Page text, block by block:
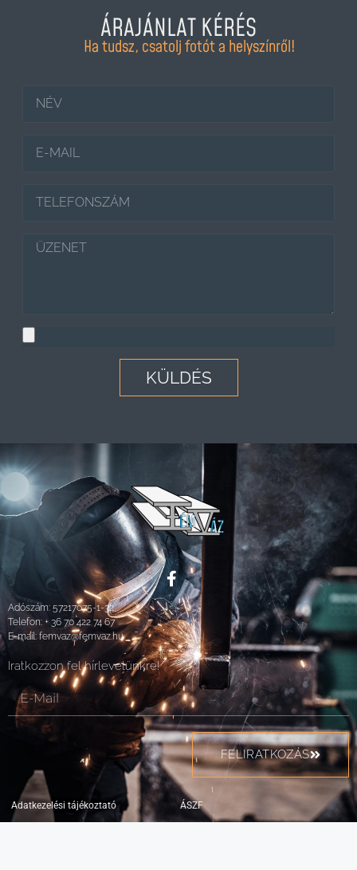
ÁRAJÁNLAT KÉRÉS
Ha tudsz, csatolj fotót a helyszínről!
KÜLDÉS
Adószám: 57217075-1-32
Telefon: + 36 70 422 74 67
E-mail: femvaz@femvaz.hu
Iratkozzon fel hírlevelünkre!
FELIRATKOZÁS
Adatkezelési tájékoztató ÁSZF